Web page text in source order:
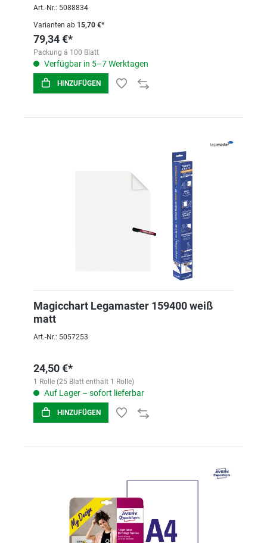
Art.-Nr.: 5088834
Varianten ab 15,70 €*
79,34 €*
Packung á 100 Blatt
Verfügbar in 5–7 Werktagen
HINZUFÜGEN
Magicchart Legamaster 159400 weiß
matt
Art.-Nr.: 5057253
24,50 €*
1 Rolle (25 Blatt enthält 1 Rolle)
Auf Lager – sofort lieferbar
HINZUFÜGEN